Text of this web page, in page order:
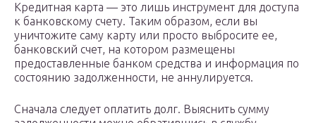
Кредитная карта — это лишь инструмент для доступа
к банковскому счету. Таким образом, если вы
уничтожите саму карту или просто выбросите ее,
банковский счет, на котором размещены
предоставленные банком средства и информация по
состоянию задолженности, не аннулируется.
Сначала следует оплатить долг. Выяснить сумму